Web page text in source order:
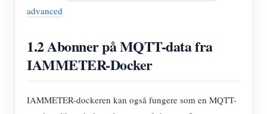
advanced
1.2 Abonner på MQTT-data fra
IAMMETER-Docker
IAMMETER-dockeren kan også fungere som en MQTT-